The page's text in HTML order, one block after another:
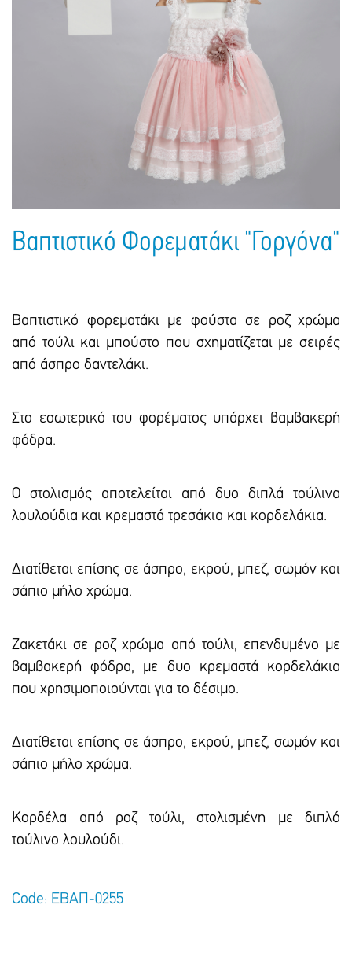
Πακέτα Δώρων
Τσάντες - Ποδιές - Ομπρέλες
Βαπτιστικό Φορεματάκι "Γοργόνα"
Βαπτιστικό φορεματάκι με φούστα σε ροζ χρώμα
από τούλι και μπούστο που σχηματίζεται με σειρές
από άσπρο δαντελάκι.
Στο εσωτερικό του φορέματος υπάρχει βαμβακερή
φόδρα.
Ο στολισμός αποτελείται από δυο διπλά τούλινα
λουλούδια και κρεμαστά τρεσάκια και κορδελάκια.
Διατίθεται επίσης σε άσπρο, εκρού, μπεζ, σωμόν και
σάπιο μήλο χρώμα.
Ζακετάκι σε ροζ χρώμα από τούλι, επενδυμένο με
βαμβακερή φόδρα, με δυο κρεμαστά κορδελάκια
που χρησιμοποιούνται για το δέσιμο.
Διατίθεται επίσης σε άσπρο, εκρού, μπεζ, σωμόν και
σάπιο μήλο χρώμα.
Κορδέλα από ροζ τούλι, στολισμένη με διπλό
τούλινο λουλούδι.
Code: ΕΒΑΠ-0255